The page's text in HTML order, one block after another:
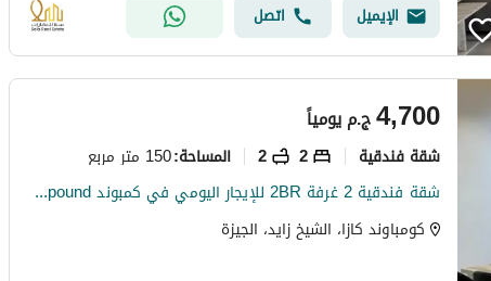
الإيميل اتصل
ج.م4,700 يومياً
شقة فندقية 2
2 المساحة:150 متر مربع
شقة فندقية 2 غرفة 2BR للإيجار اليومي في كمبوند Compound بيفرلي هيلز – الشيخ زايد Beverly Hills Compound – Sheikh Zayed
كومباوند كازا، الشيخ زايد، الجيزة